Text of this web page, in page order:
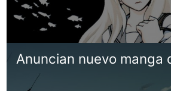
Anuncian nuevo manga